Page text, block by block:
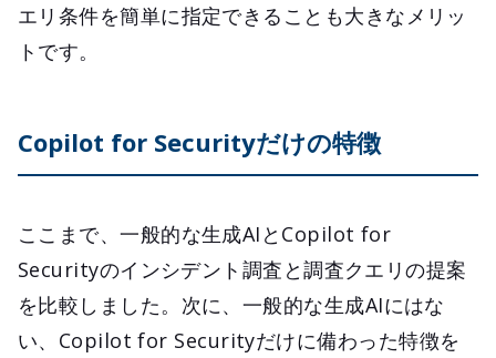
エリ条件を簡単に指定できることも大きなメリッ
トです。
Copilot for Securityだけの特徴
ここまで、一般的な生成AIとCopilot for
Securityのインシデント調査と調査クエリの提案
を比較しました。次に、一般的な生成AIにはな
い、Copilot for Securityだけに備わった特徴を